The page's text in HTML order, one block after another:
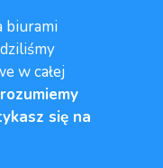
biurami
w całej
się na